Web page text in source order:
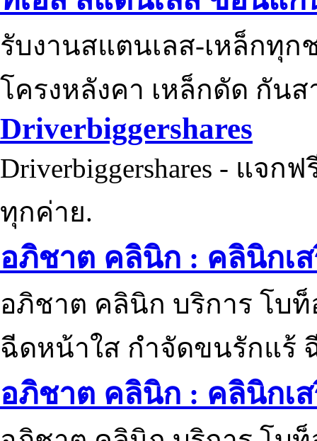
รับงานสแตนเลส-เหล็กทุ
โครงหลังคา เหล็กดัด กัน
Driverbiggershares
Driverbiggershares - แจก
ทุกค่าย.
อภิชาต คลินิก : คลินิกเ
อภิชาต คลินิก บริการ โบ
ฉีดหน้าใส กำจัดขนรักแร้
อภิชาต คลินิก : คลินิกเ